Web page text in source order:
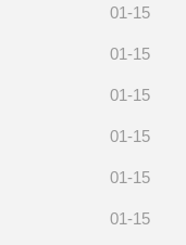
01-15
01-15
01-15
01-15
01-15
01-15